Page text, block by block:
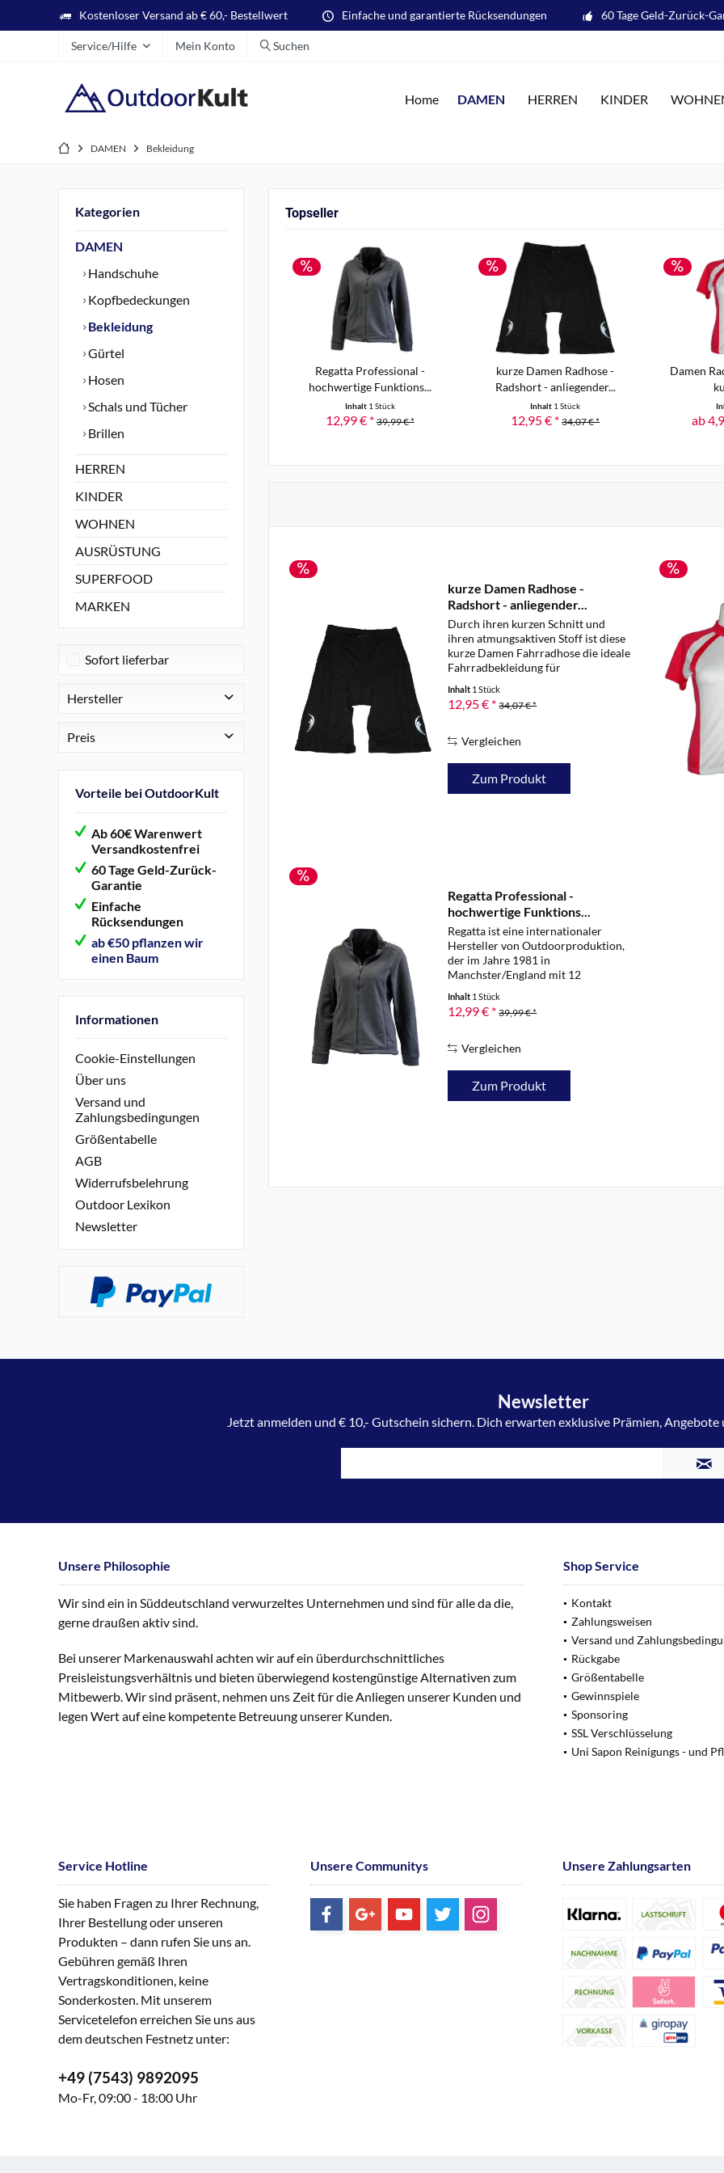
Kostenloser Versand ab € 60,- Bestellwert Einfache und garantierte Rücksendungen 60 Tage Geld-Zurück-
Service/Hilfe Mein Konto Suchen
Home DAMEN HERREN KINDER
DAMEN Bekleidung
Kategorien
DAMEN
Handschuhe
Kopfbedeckungen
Bekleidung
Gürtel
Hosen
Schals und Tücher
Brillen
HERREN
KINDER
WOHNEN
AUSRÜSTUNG
SUPERFOOD
MARKEN
Sofort lieferbar
Hersteller
Double Speed
Preis
von4,99 €bis12,99 €
Vorteile bei OutdoorKult
Ab 60€ Warenwert
Versandkostenfrei
60 Tage Geld-Zurück-
Garantie
Einfache
Rücksendungen
ab €50 pflanzen wir
einen Baum
Informationen
Cookie-Einstellungen
Über uns
Versand und
Zahlungsbedingungen
Größentabelle
AGB
Widerrufsbelehrung
Outdoor Lexikon
Newsletter
Topseller
Regatta Professional -
hochwertige Funktions...
Inhalt 1 Stück
12,99 € * 39,99 € *
kurze Damen Radhose -
Radshort - anliegender...
Inhalt 1 Stück
12,95 € * 34,07 € *
Damen
ab
kurze Damen Radhose -
Radshort - anliegender...
Durch ihren kurzen Schnitt und
ihren atmungsaktiven Stoff ist diese
kurze Damen Fahrradhose die ideale
Fahrradbekleidung für
Damen Fahrradhose bietet einen
bequemen Sitz, da sie eng anliegt
Inhalt 1 Stück
12,95 € * 34,07 € *
Vergleichen
Zum Produkt
Regatta Professional -
hochwertige Funktions...
Regatta ist eine internationaler
Hersteller von Outdoorproduktion,
der im Jahre 1981 in
Manchster/England mit 12
der Zwischenzeit ist Regatta, das
sich in Familienbesitz befindet, in
Inhalt 1 Stück
12,99 € * 39,99 € *
Vergleichen
Zum Produkt
Newsletter
Jetzt anmelden und € 10,- Gutschein sichern. Dich erwarten exklusive Prämien,
Unsere Philosophie
Wir sind ein in Süddeutschland verwurzeltes Unternehmen und sind für alle da die,
gerne draußen aktiv sind.
Bei unserer Markenauswahl achten wir auf ein überdurchschnittliches
Preisleistungsverhältnis und bieten überwiegend kostengünstige Alternativen zum
Mitbewerb. Wir sind präsent, nehmen uns Zeit für die Anliegen unserer Kunden und
legen Wert auf eine kompetente Betreuung unserer Kunden.
Shop Service
Kontakt
Zahlungsweisen
Versand und
Rückgabe
Größentabelle
Gewinnspiele
Sponsoring
SSL Verschlüsselung
Uni Sapon Reinigungs - und
Service Hotline
Sie haben Fragen zu Ihrer Rechnung,
Ihrer Bestellung oder unseren
Produkten – dann rufen Sie uns an.
Gebühren gemäß Ihren
Vertragskonditionen, keine
Sonderkosten. Mit unserem
Servicetelefon erreichen Sie uns aus
dem deutschen Festnetz unter:
+49 (7543) 9892095
Mo-Fr, 09:00 - 18:00 Uhr
Unsere Communitys Unsere Zahlungsarten